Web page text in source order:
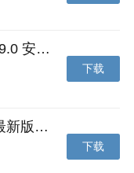
皓盘云建最新版下载v9.0 安卓版
下载
ris云客移动销售系统最新版下载v1.1.25 安卓手机版
下载